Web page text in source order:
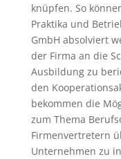
knüpfen. So
Praktika und
GmbH absolviert
der Firma an die
Ausbildung zu
den
bekommen die
zum Thema
Firmenvertretern
Unternehmen zu